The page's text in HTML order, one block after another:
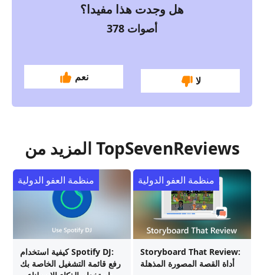
هل وجدت هذا مفيدا؟
378 أصوات
نعم لا
المزيد من TopSevenReviews
كيفية استخدام Spotify DJ:
رفع قائمة التشغيل الخاصة بك
منظمة العفو الدولية
Storyboard That Review:
أداة القصة المصورة المذهلة
منظمة العفو الدولية